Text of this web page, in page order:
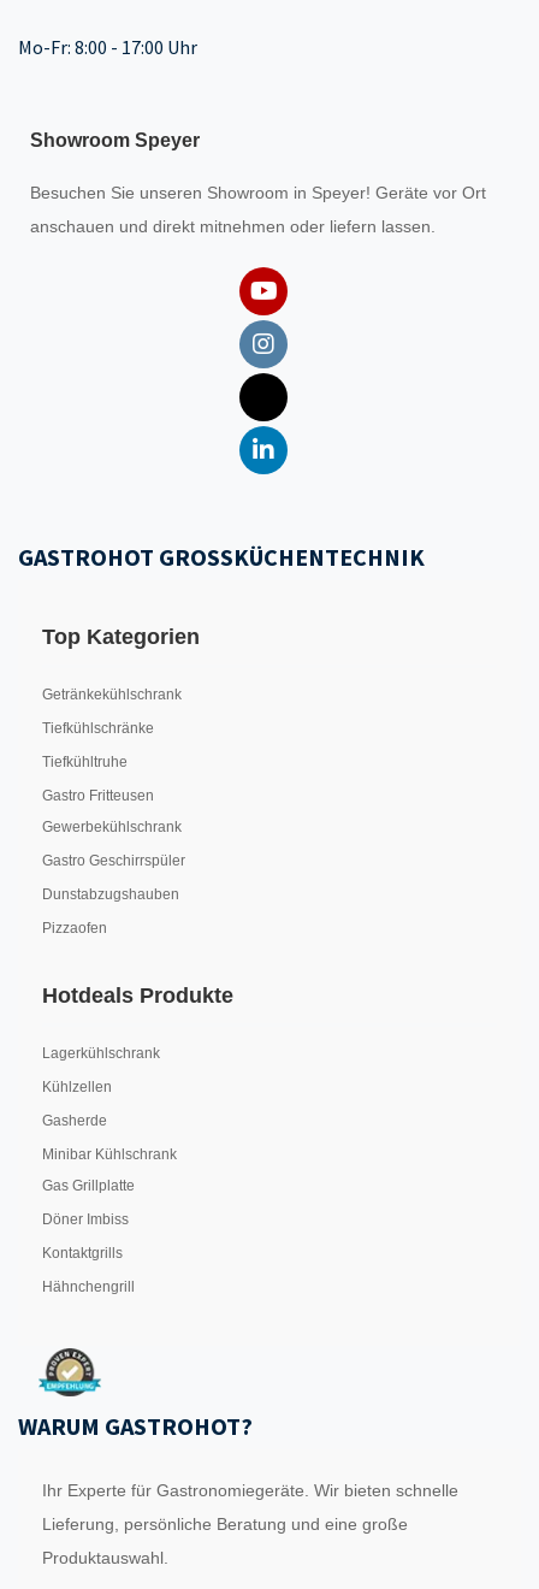
Mo-Fr: 8:00 - 17:00 Uhr
Showroom Speyer
Besuchen Sie unseren Showroom in Speyer! Geräte vor Ort
anschauen und direkt mitnehmen oder liefern lassen.
GASTROHOT GROSSKÜCHENTECHNIK
Top Kategorien
Getränkekühlschrank
Tiefkühlschränke
Tiefkühltruhe
Gastro Fritteusen
Gewerbekühlschrank
Gastro Geschirrspüler
Dunstabzugshauben
Pizzaofen
Hotdeals Produkte
Lagerkühlschrank
Kühlzellen
Gasherde
Minibar Kühlschrank
Gas Grillplatte
Döner Imbiss
Kontaktgrills
Hähnchengrill
WARUM GASTROHOT?
Ihr Experte für Gastronomiegeräte. Wir bieten schnelle
Lieferung, persönliche Beratung und eine große
Produktauswahl.